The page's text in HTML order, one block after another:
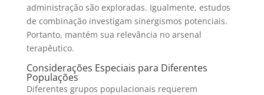
administração são exploradas. Igualmente, estudos
de combinação investigam sinergismos potenciais.
Portanto, mantém sua relevância no arsenal
terapêutico.
Considerações Especiais para Diferentes
Populações
Diferentes grupos populacionais requerem